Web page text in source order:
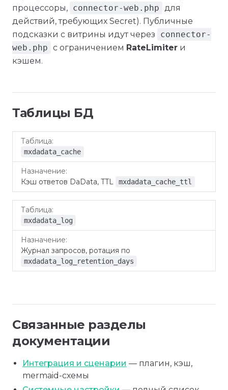
процессоры, connector-web.php для
действий, требующих Secret). Публичные
подсказки с витрины идут через
connector-
web.php с ограничением RateLimiter и
кэшем.
Таблицы БД
Таблица
mxdadata_cache
Кэш ответов DaData, TTL mxdadata_cache_ttl
mxdadata_log
Журнал запросов, ротация по
mxdadata_log_retention_days
Связанные разделы
документации
Интеграция и сценарии — плагин, кэш,
mermaid-схемы